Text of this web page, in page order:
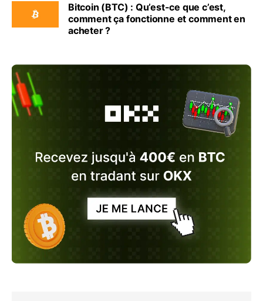
Bitcoin (BTC) : Qu’est-ce que c’est,
comment ça fonctionne et comment en
acheter ?